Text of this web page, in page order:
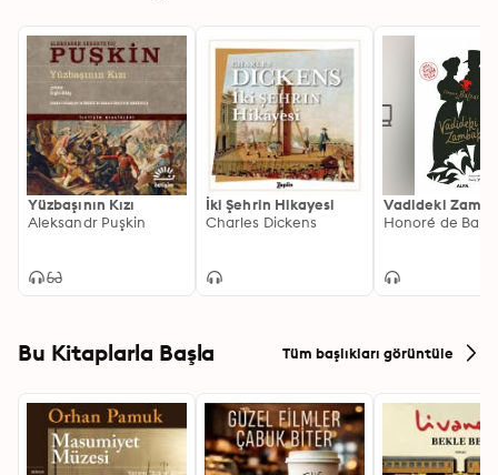
Yüzbaşının Kızı
Aleksandr Puşkin
İki Şehrin Hikayesi
Charles Dickens
Vadideki
Honoré de
Bu Kitaplarla Başla Tüm başlıkları görüntüle